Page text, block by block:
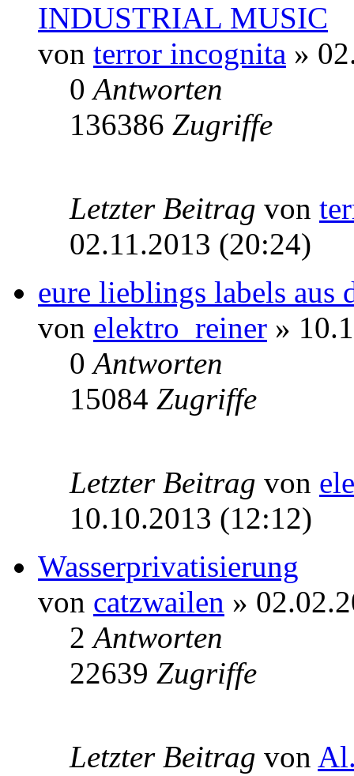
INDUSTRIAL MUSIC
von terror incognita »
0Antworten
136386 Zugriffe
Letzter Beitrag von
02.11.2013 (20:24)
eure lieblings labels aus
von elektro_reiner »
0Antworten
15084 Zugriffe
Letzter Beitrag von
10.10.2013 (12:12)
Wasserprivatisierung
von catzwailen »
2Antworten
22639 Zugriffe
Letzter Beitrag von